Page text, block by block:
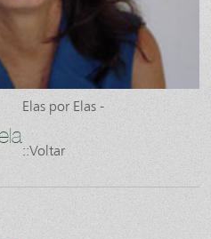
Elas por Elas -
::Voltar